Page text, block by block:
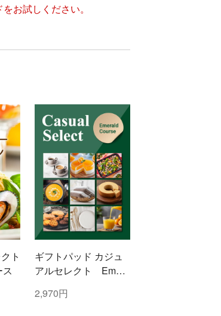
お試しください。
ト
ギフトパッド カジュ
アルセレクト Emera
2,970円